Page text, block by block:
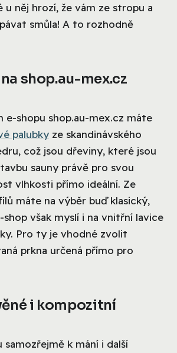
u něj hrozí, že vám ze stropu a
smůla! A to rozhodně
shop.au-mex.cz
e-shopu shop.au-mex.cz máte
palubky ze skandinávského
což jsou dřeviny, které jsou
sauny právě pro svou
vlhkosti přímo ideální. Ze
máte na výběr buď klasický,
však myslí i na vnitřní lavice
Pro ty je vhodné zvolit
prkna určená přímo pro
i kompozitní
samozřejmě k mání i další